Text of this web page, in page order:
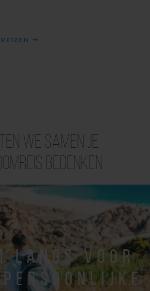
we samen je
bedenken
langs voor
persoonlijke